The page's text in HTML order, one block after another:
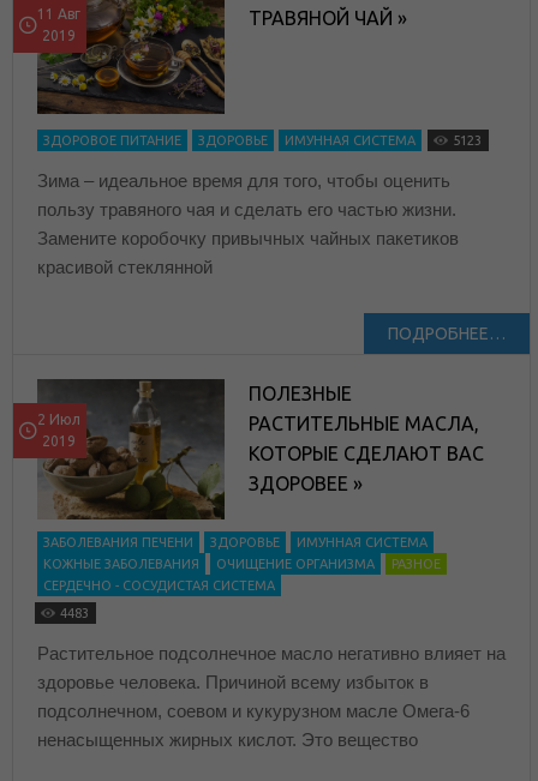
11 Авг
2019
ТРАВЯНОЙ ЧАЙ »
ЗДОРОВОЕ ПИТАНИЕ ЗДОРОВЬЕ ИМУННАЯ СИСТЕМА 5123
Зима – идеальное время для того, чтобы оценить
пользу травяного чая и сделать его частью жизни.
Замените коробочку привычных чайных пакетиков
красивой стеклянной
ПОДРОБНЕЕ…
2 Июл
2019
ПОЛЕЗНЫЕ
РАСТИТЕЛЬНЫЕ МАСЛА,
КОТОРЫЕ СДЕЛАЮТ ВАС
ЗДОРОВЕЕ »
ЗАБОЛЕВАНИЯ ПЕЧЕНИ ЗДОРОВЬЕ
ИМУННАЯ СИСТЕМА
КОЖНЫЕ ЗАБОЛЕВАНИЯ
ОЧИЩЕНИЕ ОРГАНИЗМА
РАЗНОЕ
СЕРДЕЧНО - СОСУДИСТАЯ СИСТЕМА
4483
Растительное подсолнечное масло негативно влияет на
здоровье человека. Причиной всему избыток в
подсолнечном, соевом и кукурузном масле Омега-6
ненасыщенных жирных кислот. Это вещество